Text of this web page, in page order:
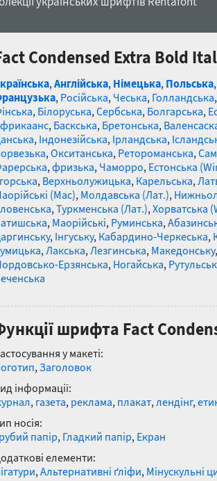
Condensed Extra Bold
, Англійська, Німецька, Польська,
, Російська, Чеська, Голландська,
, Білоруська, Сербська, Болгарська,
, Баскська, Бретонська,
, Індонезійська, Ірландська,
, Окситанська, Ретороманська,
, фризька, Чаморро, Естонська
, Верхньолужицька, Карельська,
(Mac), Молдавська (Лат.),
, Туркменська (Лат.), Хорватська
, Маорійські, Руминська,
, Інгуську, Кабардино-Черкеська,
, Лакська, Лезгинська, Македонську,
Ерзянська, Ногайська,
шрифта Fact
у макеті:
, Заголовок
інформації:
, газета, реклама, плакат, лендінг,
носія:
папір, Гладкий папір, Екран
елементи:
, Альтернативні ґліфи, Мінускульні